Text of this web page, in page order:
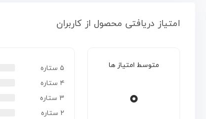
امتیاز دریافتی محصول از کاربران
متوسط امتیاز ها
۰
۵ ستاره
۴ ستاره
۳ ستاره
۲ ستاره